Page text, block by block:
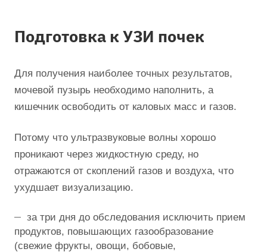
Подготовка к УЗИ почек
Для получения наиболее точных результатов,
мочевой пузырь необходимо наполнить, а
кишечник освободить от каловых масс и газов.
Потому что ультразвуковые волны хорошо
проникают через жидкостную среду, но
отражаются от скоплений газов и воздуха, что
ухудшает визуализацию.
за три дня до обследования исключить прием
продуктов, повышающих газообразование
(свежие фрукты, овощи, бобовые,